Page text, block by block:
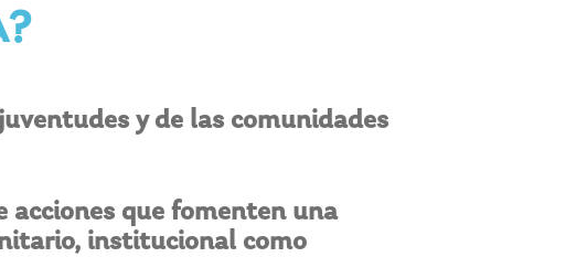
y de las comunidades
acciones que fomenten una
institucional como